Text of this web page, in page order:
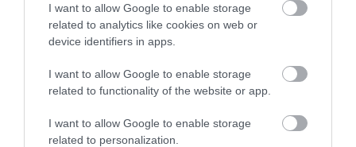
I want to allow Google to enable storage
related to analytics like cookies on web or
device identifiers in apps.
I want to allow Google to enable storage
related to functionality of the website or app.
I want to allow Google to enable storage
related to personalization.Posted on 12 Ιούλ 2005